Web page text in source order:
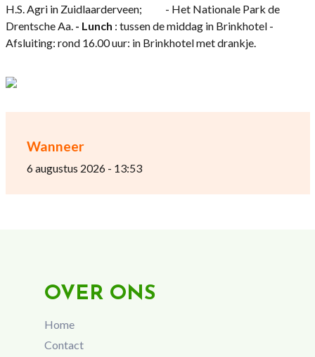
Wanneer
6 augustus 2026 - 13:53
H.S. Agri in Zuidlaarderveen; - Het Nationale Park de
Drentsche Aa. - Lunch : tussen de middag in Brinkhotel -
Afsluiting: rond 16.00 uur: in Brinkhotel met drankje.
OVER ONS
Home
Contact